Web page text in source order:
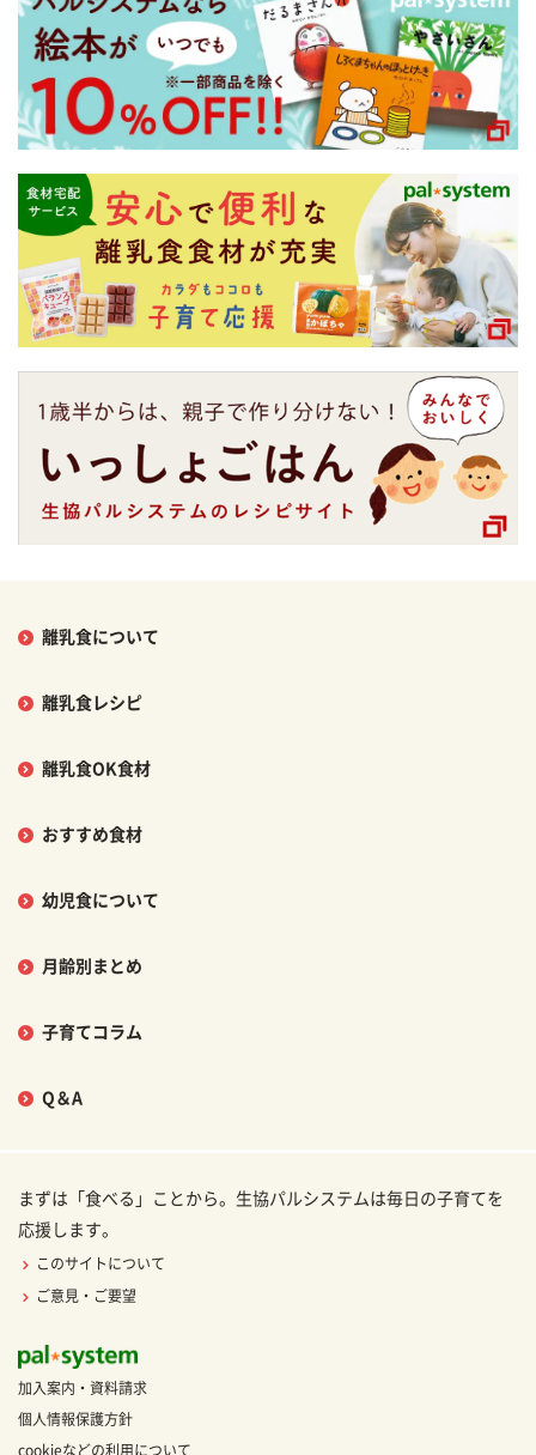
離乳食について
離乳食レシピ
離乳食OK食材
おすすめ食材
幼児食について
月齢別まとめ
子育てコラム
Q＆A
まずは「食べる」ことから。生協パルシステムは毎日の子育てを
応援します。
このサイトについて
ご意見・ご要望
加入案内・資料請求
個人情報保護方針
cookieなどの利用について